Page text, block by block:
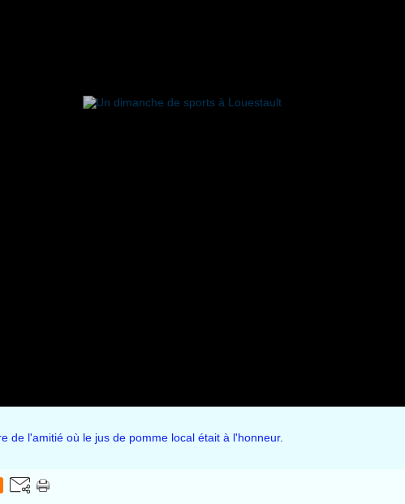
de l'amitié où le jus de pomme local était à l'honneur.